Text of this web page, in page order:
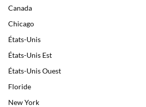
Canada
Chicago
États-Unis
États-Unis Est
États-Unis Ouest
Floride
New York